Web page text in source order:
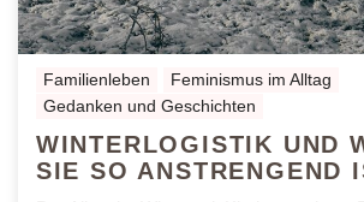
Familienleben
Feminismus im Alltag
Gedanken und Geschichten
WINTERLOGISTIK UND
SIE SO ANSTRENGEND